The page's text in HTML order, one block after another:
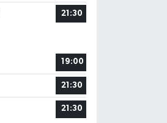
21:30
19:00
21:30
21:30